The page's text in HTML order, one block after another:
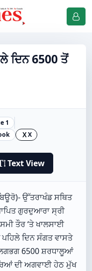
ਦਿਨ 6500 ਤੋਂ
1
X X
Text View
ਉੱਤਰਾਖੰਡ ਸਥਿਤ
ਗੁਰਦੁਆਰਾ ਸ੍ਰੀ
ਤੌਰ ‘ਤੇ ਖਾਲਸਾਈ
ਦਿਨ ਸੰਗਤ ਵਾਸਤੇ
6500 ਸ਼ਰਧਾਲੂਆਂ
ਦੀ ਅਗਵਾਈ ਹੇਠ ਮੁੱਖ